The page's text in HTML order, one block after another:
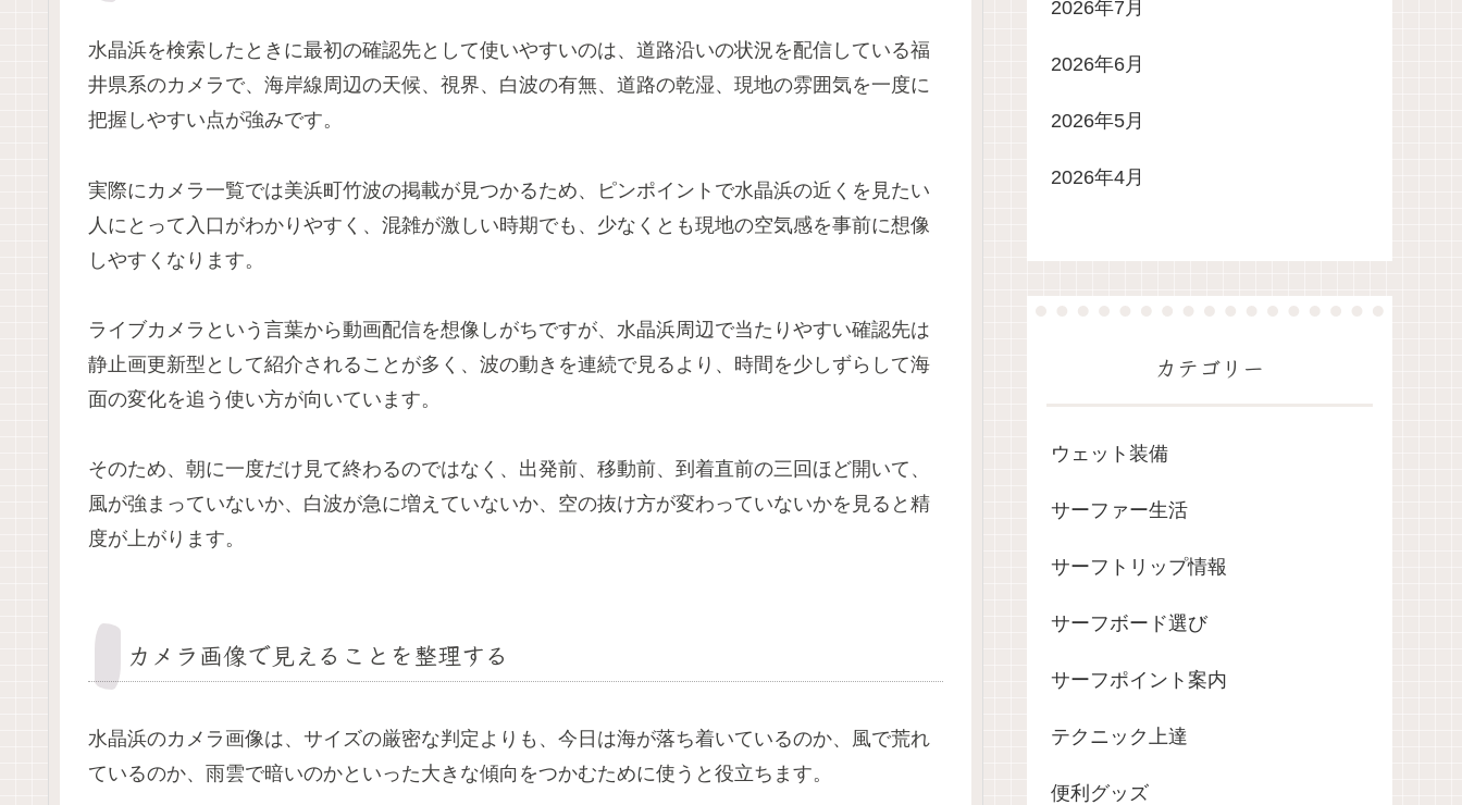
水晶浜を検索したときに最初の確認先として使いやすいのは、道路沿いの状況を配信している福
井県系のカメラで、海岸線周辺の天候、視界、白波の有無、道路の乾湿、現地の雰囲気を一度に
把握しやすい点が強みです。
実際にカメラ一覧では美浜町竹波の掲載が見つかるため、ピンポイントで水晶浜の近くを見たい
人にとって入口がわかりやすく、混雑が激しい時期でも、少なくとも現地の空気感を事前に想像
しやすくなります。
ライブカメラという言葉から動画配信を想像しがちですが、水晶浜周辺で当たりやすい確認先は
静止画更新型として紹介されることが多く、波の動きを連続で見るより、時間を少しずらして海
面の変化を追う使い方が向いています。
そのため、朝に一度だけ見て終わるのではなく、出発前、移動前、到着直前の三回ほど開いて、
風が強まっていないか、白波が急に増えていないか、空の抜け方が変わっていないかを見ると精
度が上がります。
カメラ画像で見えることを整理する
水晶浜のカメラ画像は、サイズの厳密な判定よりも、今日は海が落ち着いているのか、風で荒れ
ているのか、雨雲で暗いのかといった大きな傾向をつかむために使うと役立ちます。
2026年7月
2026年6月
2026年5月
2026年4月
カテゴリー
ウェット装備
サーファー生活
サーフトリップ情報
サーフボード選び
サーフポイント案内
テクニック上達
便利グッズ